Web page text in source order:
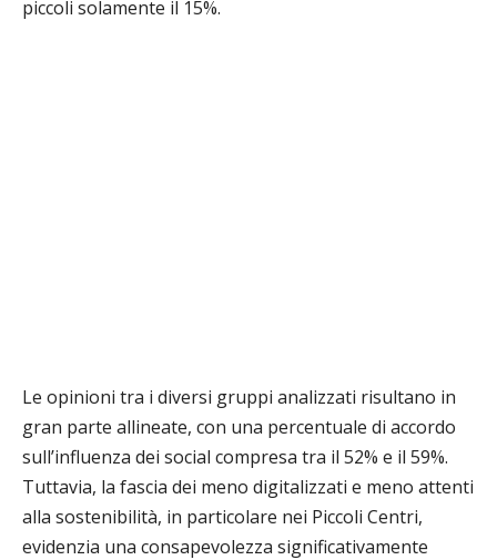
piccoli solamente il 15%.
Le opinioni tra i diversi gruppi analizzati risultano in
gran parte allineate, con una percentuale di accordo
sull’influenza dei social compresa tra il 52% e il 59%.
Tuttavia, la fascia dei meno digitalizzati e meno attenti
alla sostenibilità, in particolare nei Piccoli Centri,
evidenzia una consapevolezza significativamente